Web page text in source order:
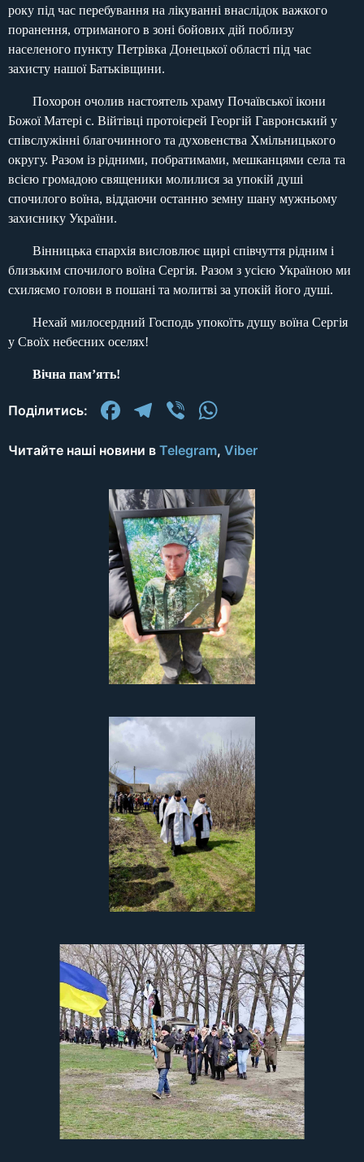
року під час перебування на лікуванні внаслідок важкого
поранення, отриманого в зоні бойових дій поблизу
населеного пункту Петрівка Донецької області під час
захисту нашої Батьківщини.
Похорон очолив настоятель храму Почаївської ікони
Божої Матері с. Війтівці протоієрей Георгій Гавронський у
співслужінні благочинного та духовенства Хмільницького
округу. Разом із рідними, побратимами, мешканцями села та
всією громадою священики молилися за упокій душі
спочилого воїна, віддаючи останню земну шану мужньому
захиснику України.
Вінницька єпархія висловлює щирі співчуття рідним і
близьким спочилого воїна Сергія. Разом з усією Україною ми
схиляємо голови в пошані та молитві за упокій його душі.
Нехай милосердний Господь упокоїть душу воїна Сергія
у Своїх небесних оселях!
Вічна пам’ять!
Поділитись: Facebook
Telegram
Viber
Читайте наші новини в Telegram, Viber